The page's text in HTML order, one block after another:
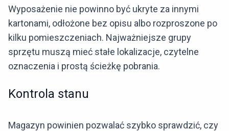
Wyposażenie nie powinno być ukryte za innymi
kartonami, odłożone bez opisu albo rozproszone po
kilku pomieszczeniach. Najważniejsze grupy
sprzętu muszą mieć stałe lokalizacje, czytelne
oznaczenia i prostą ścieżkę pobrania.
Kontrola stanu
Magazyn powinien pozwalać szybko sprawdzić, czy